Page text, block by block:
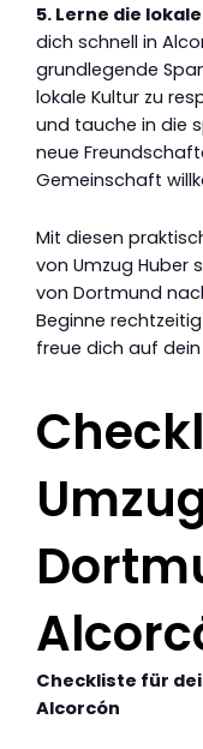
5. Lerne die
dich schnell in
grundlegende
lokale Kultur zu
und tauche in die
neue
Gemeinschaft
Mit diesen
von Umzug Huber
von Dortmund
Beginne
freue dich auf dein
Checkliste für
Alcorcón